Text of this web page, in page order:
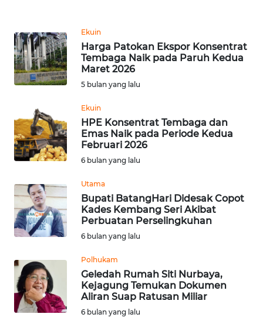
Ekuin
Harga Patokan Ekspor Konsentrat
Tembaga Naik pada Paruh Kedua
Maret 2026
5 bulan yang lalu
Ekuin
HPE Konsentrat Tembaga dan
Emas Naik pada Periode Kedua
Februari 2026
6 bulan yang lalu
Utama
Bupati BatangHari Didesak Copot
Kades Kembang Seri Akibat
Perbuatan Perselingkuhan
6 bulan yang lalu
Polhukam
Geledah Rumah Siti Nurbaya,
Kejagung Temukan Dokumen
Aliran Suap Ratusan Miliar
6 bulan yang lalu
BERITA
KONTAK
KAMI
INFO
IKLAN
TENTANG
PEDOMAN
MEDIA
SIBER
KARIR